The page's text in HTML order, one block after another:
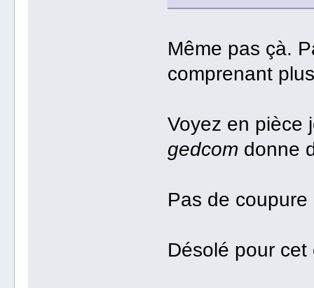
Même pas çà.
comprenant
Voyez en pièce
gedcom donne
Pas de
Désolé pour